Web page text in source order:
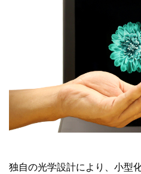
独自の光学設計により、小型